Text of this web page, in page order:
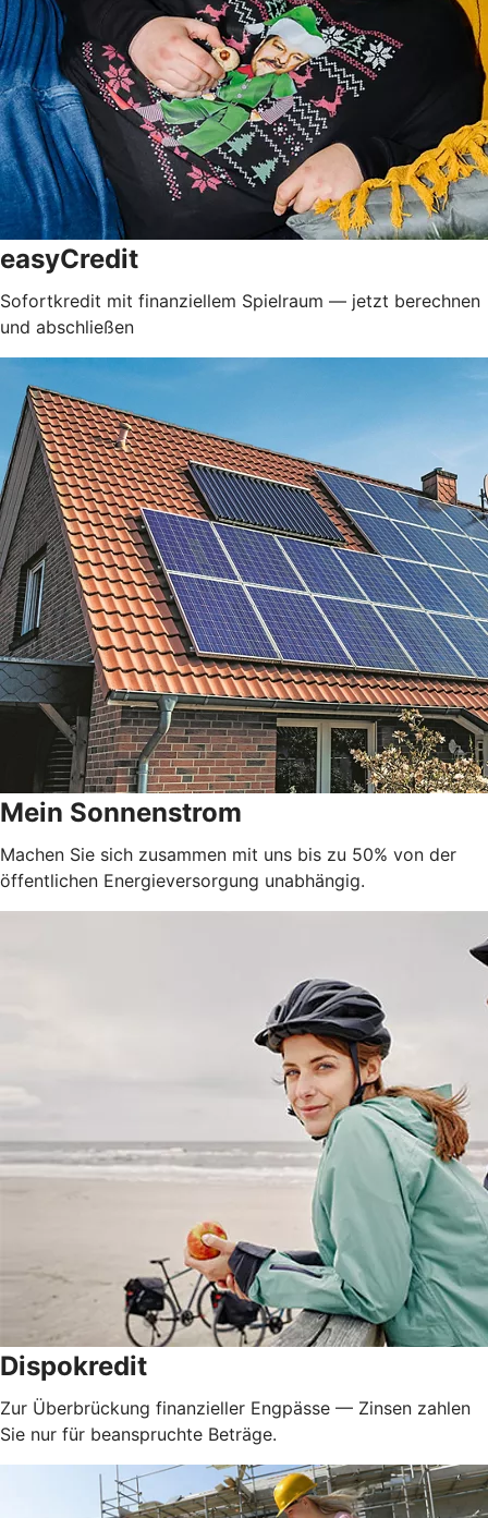
easyCredit
Sofortkredit mit finanziellem Spielraum — jetzt berechnen
und abschließen
Mein Sonnenstrom
Machen Sie sich zusammen mit uns bis zu 50% von der
öffentlichen Energieversorgung unabhängig.
Dispokredit
Zur Überbrückung finanzieller Engpässe — Zinsen zahlen
Sie nur für beanspruchte Beträge.